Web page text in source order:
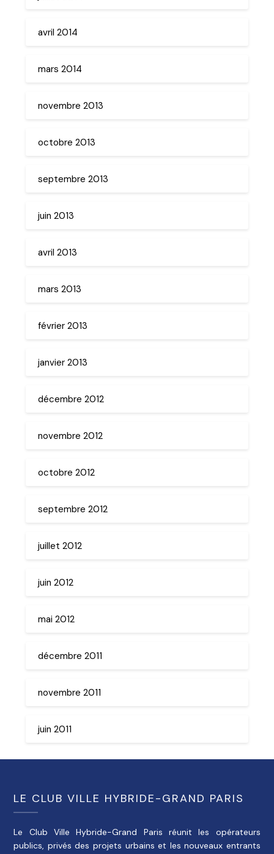
avril 2014
mars 2014
novembre 2013
octobre 2013
septembre 2013
juin 2013
avril 2013
mars 2013
février 2013
janvier 2013
décembre 2012
novembre 2012
octobre 2012
septembre 2012
juillet 2012
juin 2012
mai 2012
décembre 2011
novembre 2011
juin 2011
LE CLUB VILLE HYBRIDE-GRAND PARIS
Le Club Ville Hybride-Grand Paris réunit les opérateurs
publics, privés des projets urbains et les nouveaux entrants